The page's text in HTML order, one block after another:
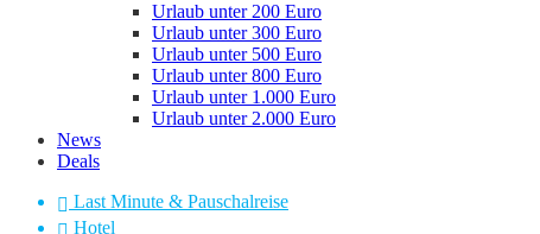
Urlaub unter 200 Euro
Urlaub unter 300 Euro
Urlaub unter 500 Euro
Urlaub unter 800 Euro
Urlaub unter 1.000 Euro
Urlaub unter 2.000 Euro
News
Deals
Last Minute & Pauschalreise
Hotel